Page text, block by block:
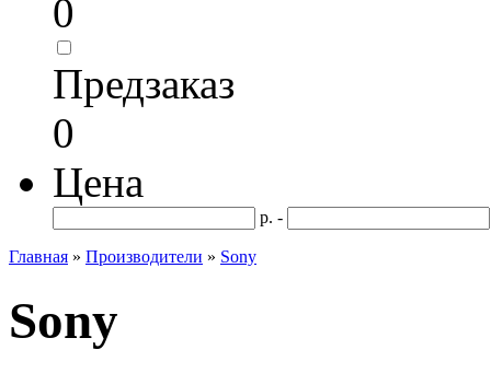
0
Предзаказ
0
Цена
р. -
Главная » Производители » Sony
Sony